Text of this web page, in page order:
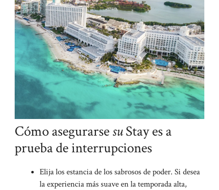
Cómo asegurarsesuStay es a
prueba de interrupciones
Elija los estancia de los sabrosos de poder. Si desea
la experiencia más suave en la temporada alta,